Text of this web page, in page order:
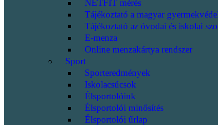
NETFIT mérés
Tájékoztató a magyar
Tájékoztató az óvodai és iskolai
E-menza
Online menzakártya rendszer
Sport
Sporteredmények
Iskolacsúcsok
Élsportolóink
Élsportolói minősítés
Élsportolói űrlap